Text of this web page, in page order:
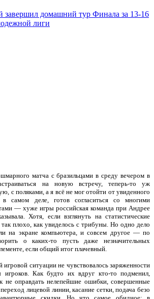
завершил домашний тур Финала за 13-16
лиги
матча с бразильцами в среду вечером в
на новую встречу, теперь-то уж
с поляками, а я всё не мог отойти от увиденного
самом деле, готов согласиться со многими
— хуже игры российская команда при Андрее
Хотя, если взглянуть на статистические
плохо, как увиделось с трибуны. Но одно дело
на экране компьютера, и совсем другое — по
о каких-то пусть даже незначительных
если общий итог плачевный.
ситуации не чувствовалось заряженности
Как будто их вдруг кто-то подменил,
не оправдать нелепейшие ошибки, совершенные
лицевой линии, касание сетки, подача безо